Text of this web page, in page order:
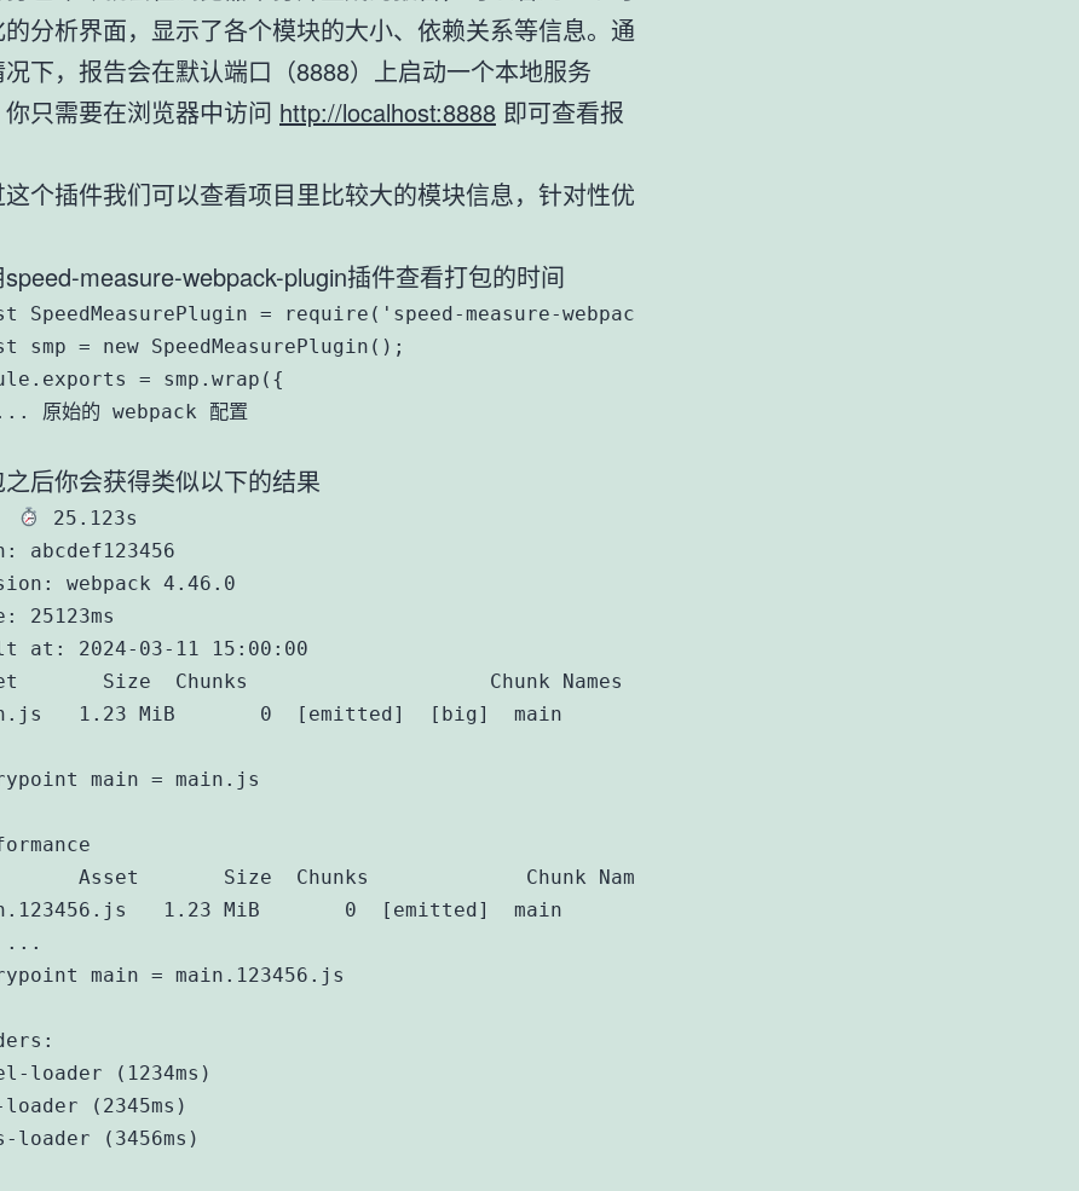
的分析界面，显示了各个模块的大小、依赖关系等信息。通
况下，报告会在默认端口（8888）上启动一个本地服务
只需要在浏览器中访问 http://localhost:8888 即可查看报
个插件我们可以查看项目里比较大的模块信息，针对性优
measure-webpack-plugin插件查看打包的时间
SpeedMeasurePlugin = require('speed-measure-webpack-plugin');
smp = new SpeedMeasurePlugin();
= smp.wrap({
原始的 webpack 配置
后你会获得类似以下的结果
25.123s
abcdef123456
webpack 4.46.0
25123ms
at: 2024-03-11 15:00:00
Size  Chunks                    Chunk Names
1.23 MiB       0  [emitted]  [big]  main
main = main.js
Asset       Size  Chunks             Chunk Names
1.23 MiB       0  [emitted]  main
main = main.123456.js
loader (1234ms)
(2345ms)
loader (3456ms)